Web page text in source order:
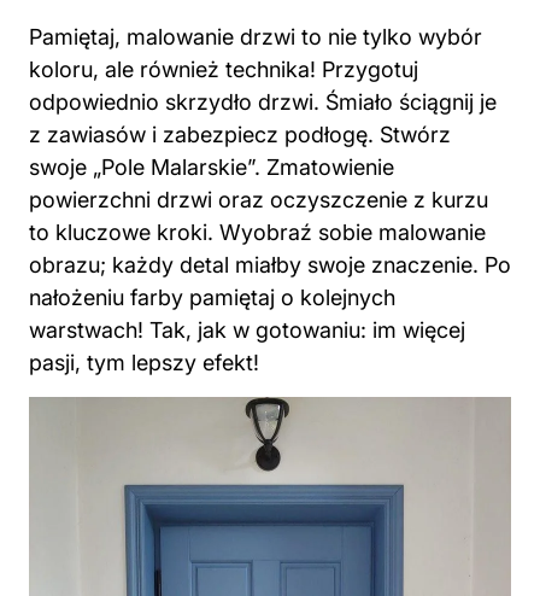
Pamiętaj, malowanie drzwi to nie tylko wybór
koloru, ale również technika! Przygotuj
odpowiednio skrzydło drzwi. Śmiało ściągnij je
z zawiasów i zabezpiecz podłogę. Stwórz
swoje „Pole Malarskie”. Zmatowienie
powierzchni drzwi oraz oczyszczenie z kurzu
to kluczowe kroki. Wyobraź sobie malowanie
obrazu; każdy detal miałby swoje znaczenie. Po
nałożeniu farby pamiętaj o kolejnych
warstwach! Tak, jak w gotowaniu: im więcej
pasji, tym lepszy efekt!